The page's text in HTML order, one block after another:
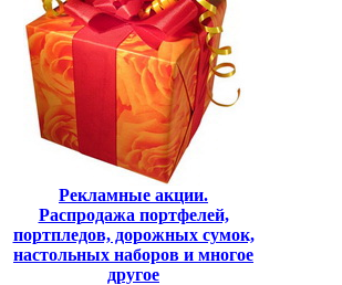
Рекламные акции.
Распродажа портфелей,
портпледов, дорожных сумок,
настольных наборов и многое
другое